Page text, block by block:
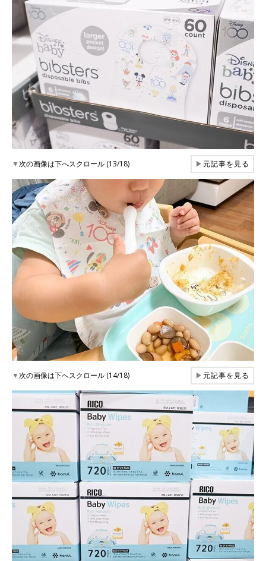
▼次の画像は下へスクロール (13/18) ▶元記事を見る
▼次の画像は下へスクロール (14/18) ▶元記事を見る